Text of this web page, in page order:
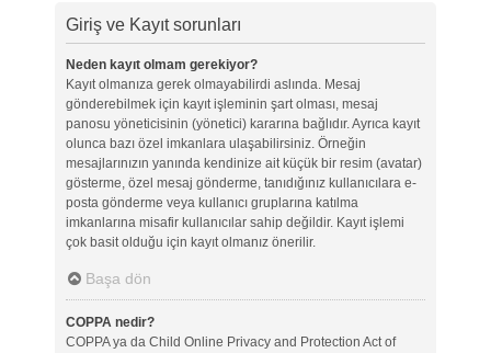
Giriş ve Kayıt sorunları
Neden kayıt olmam gerekiyor?
Kayıt olmanıza gerek olmayabilirdi aslında. Mesaj
gönderebilmek için kayıt işleminin şart olması, mesaj
panosu yöneticisinin (yönetici) kararına bağlıdır. Ayrıca kayıt
olunca bazı özel imkanlara ulaşabilirsiniz. Örneğin
mesajlarınızın yanında kendinize ait küçük bir resim (avatar)
gösterme, özel mesaj gönderme, tanıdığınız kullanıcılara e-
posta gönderme veya kullanıcı gruplarına katılma
imkanlarına misafir kullanıcılar sahip değildir. Kayıt işlemi
çok basit olduğu için kayıt olmanız önerilir.
Başa dön
COPPA nedir?
COPPA ya da Child Online Privacy and Protection Act of